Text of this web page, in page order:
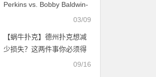
Perkins vs. Bobby Baldwin-
03/09
【蜗牛扑克】德州扑克想减
少损失？这两件事你必须得
09/16